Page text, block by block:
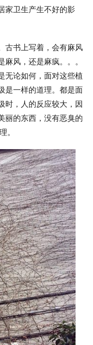
家卫生产生不好的影
古书上写着，会有麻风
风，还是麻疯。。。
无论如何，面对这些植
是一样的道理。都是面
时，人的反应较大，因
丽的东西，没有恶臭的
。